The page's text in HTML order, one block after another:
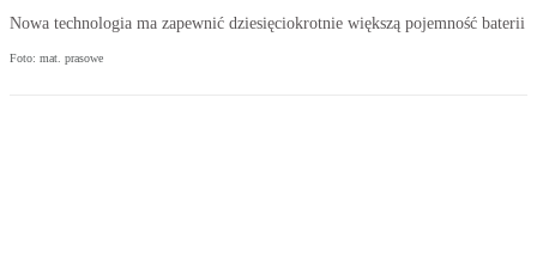
Nowa technologia ma zapewnić dziesięciokrotnie większą pojemność baterii
Foto: mat. prasowe